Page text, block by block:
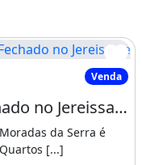
no Jereissate
Venda
Casas em Condominio Fechado no Jereissate 3, Entrada Facilitada em Ate 60X, Aproveite!
Moradas da Serra é
[...]